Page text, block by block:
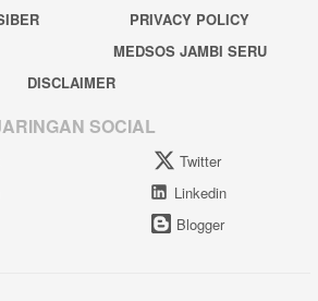
PRIVACY POLICY
MEDSOS JAMBI SERU
DISCLAIMER
SOCIAL
Twitter
Linkedin
Blogger